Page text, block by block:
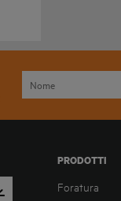
PRODOTTI
Foratura